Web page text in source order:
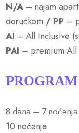
N/A – najam
doručkom / PP –
AI – All Inclusive
PAI – premium All
8 dana – 7
10 noćenja